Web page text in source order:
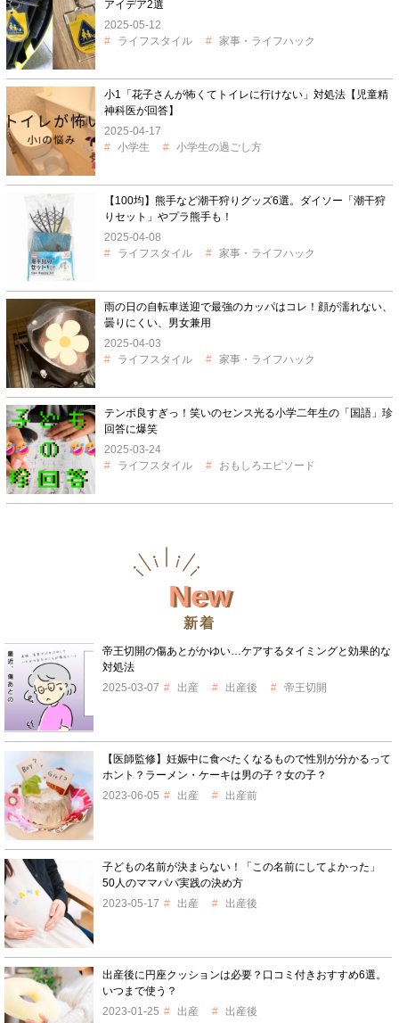
アイデア2選
2025-05-12
ライフスタイル
家事・ライフハック
小1「花子さんが怖くてトイレに行けない」対処法【児童精
神科医が回答】
2025-04-17
小学生
小学生の過ごし方
【100均】熊手など潮干狩りグッズ6選。ダイソー「潮干狩
りセット」やプラ熊手も！
2025-04-08
ライフスタイル
家事・ライフハック
雨の日の自転車送迎で最強のカッパはコレ！顔が濡れない、
曇りにくい、男女兼用
2025-04-03
ライフスタイル
家事・ライフハック
テンポ良すぎっ！笑いのセンス光る小学二年生の「国語」珍
回答に爆笑
2025-03-24
ライフスタイル
おもしろエピソード
New
新着
帝王切開の傷あとがかゆい…ケアするタイミングと効果的な
対処法
2025-03-07
出産 出産後 帝王切開
【医師監修】妊娠中に食べたくなるもので性別が分かるって
ホント？ラーメン・ケーキは男の子？女の子？
2023-06-05
出産 出産前
子どもの名前が決まらない！「この名前にしてよかった」
50人のママパパ実践の決め方
2023-05-17
出産 出産後
出産後に円座クッションは必要？口コミ付きおすすめ6選。
いつまで使う？
2023-01-25
出産 出産後